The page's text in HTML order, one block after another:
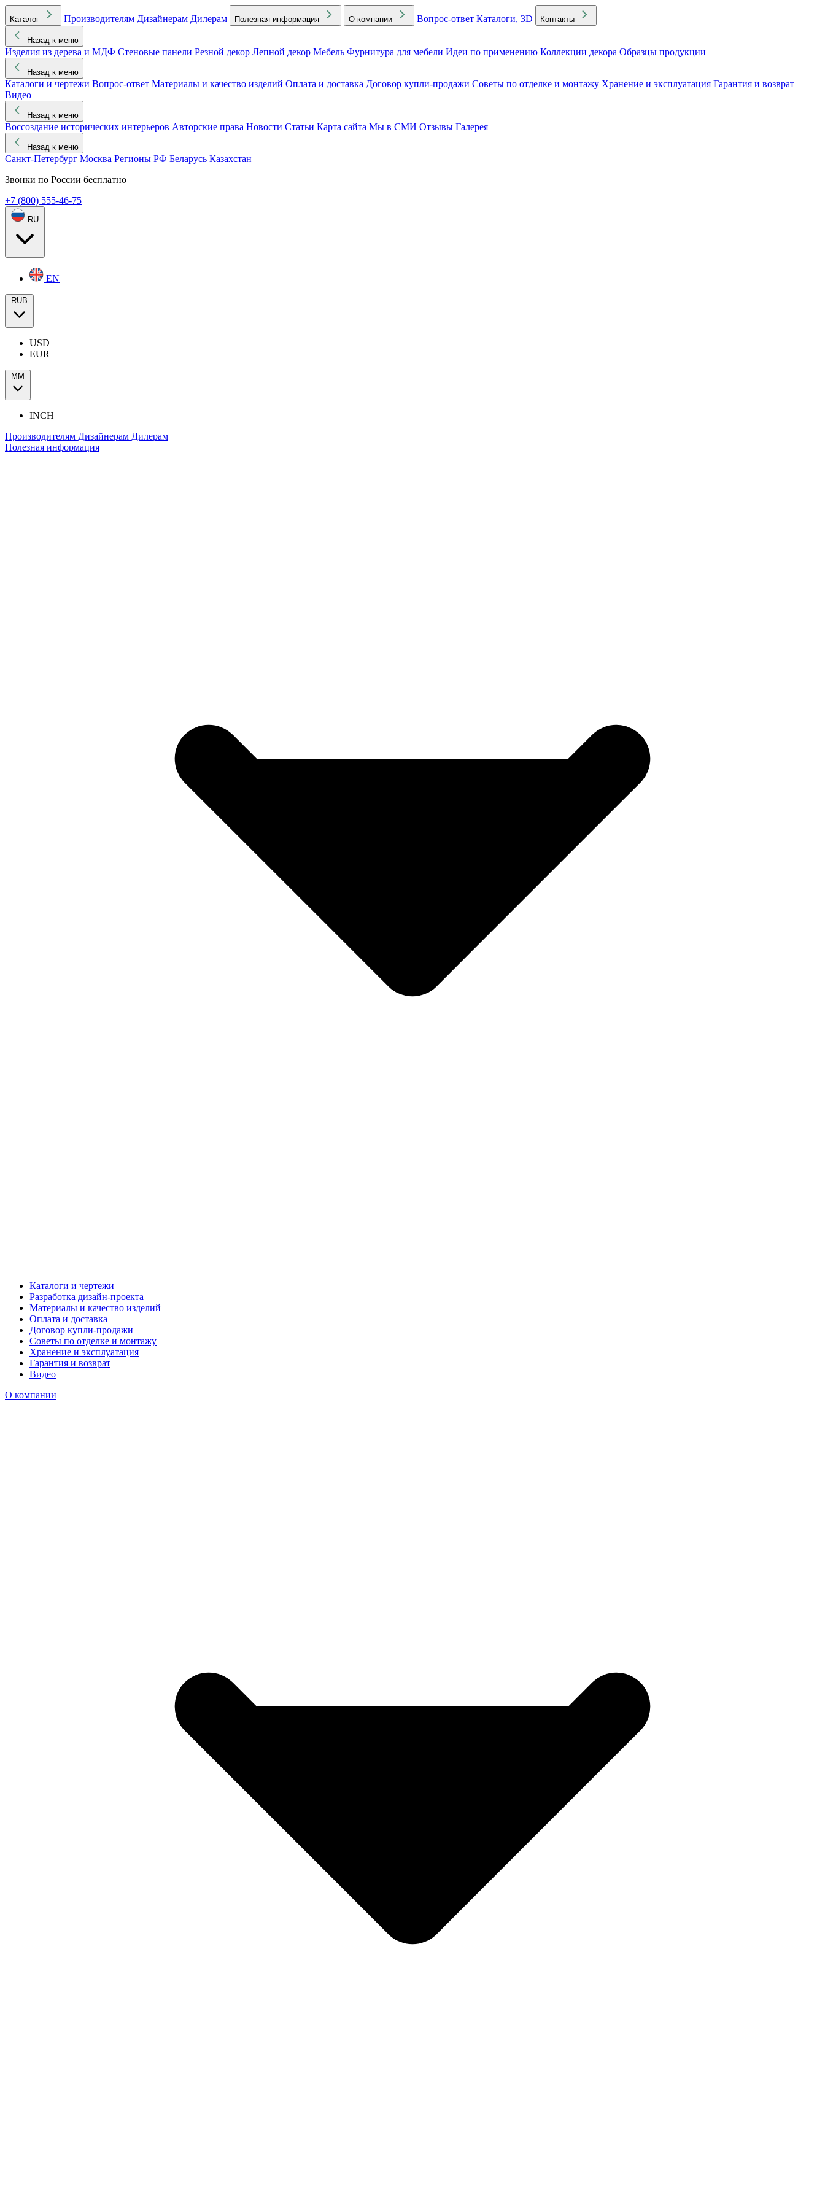
Каталог Производителям Дизайнерам Дилерам Полезная информация О компании Вопрос-ответ Каталоги, 3D Контакты
Назад к меню
Изделия из дерева и МДФ Стеновые панели Резной декор Лепной декор Мебель Фурнитура для мебели Идеи по применению Коллекции декора Образцы продукции
Назад к меню
Каталоги и чертежи Вопрос-ответ Материалы и качество изделий Оплата и доставка Договор купли-продажи Советы по отделке и монтажу Хранение и эксплуатация Гарантия и возврат
Видео
Назад к меню
Воссоздание исторических интерьеров Авторские права Новости Статьи Карта сайта Мы в СМИ Отзывы Галерея
Назад к меню
Санкт-Петербург Москва Регионы РФ Беларусь Казахстан
Звонки по России бесплатно
+7 (800) 555-46-75
RU
EN
RUB
USD
EUR
ММ
INCH
Производителям Дизайнерам Дилерам
Полезная информация
Каталоги и чертежи
Разработка дизайн-проекта
Материалы и качество изделий
Оплата и доставка
Договор купли-продажи
Советы по отделке и монтажу
Хранение и эксплуатация
Гарантия и возврат
Видео
О компании